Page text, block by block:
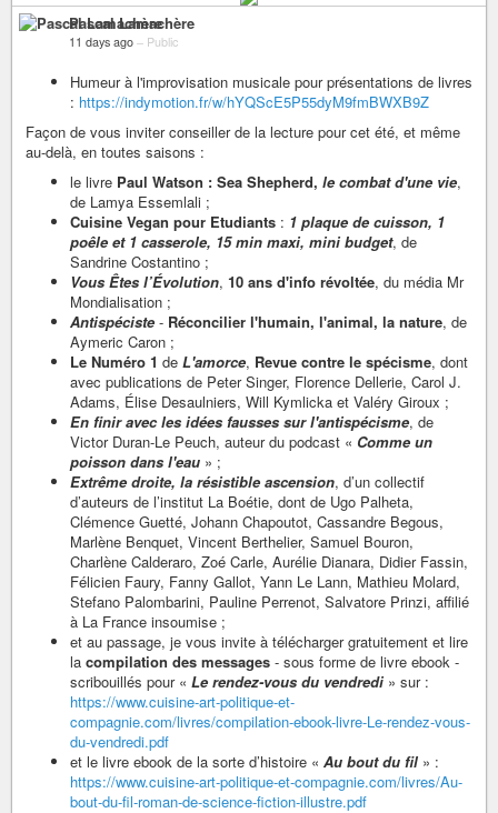
Pascal Lamachère
11 days ago – Public
Humeur à l'improvisation musicale pour présentations de livres
: https://indymotion.fr/w/hYQScE5P55dyM9fmBWXB9Z
Façon de vous inviter conseiller de la lecture pour cet été, et même
au-delà, en toutes saisons :
le livre Paul Watson : Sea Shepherd, le combat d'une vie,
de Lamya Essemlali ;
Cuisine Vegan pour Etudiants : 1 plaque de cuisson, 1
poêle et 1 casserole, 15 min maxi, mini budget, de
Sandrine Costantino ;
Vous Êtes l’Évolution, 10 ans d'info révoltée, du média Mr
Mondialisation ;
Antispéciste - Réconcilier l'humain, l'animal, la nature, de
Aymeric Caron ;
Le Numéro 1 de L'amorce, Revue contre le spécisme, dont
avec publications de Peter Singer, Florence Dellerie, Carol J.
Adams, Élise Desaulniers, Will Kymlicka et Valéry Giroux ;
En finir avec les idées fausses sur l'antispécisme, de
Victor Duran-Le Peuch, auteur du podcast « Comme un
poisson dans l'eau » ;
Extrême droite, la résistible ascension, d’un collectif
d’auteurs de l’institut La Boétie, dont de Ugo Palheta,
Clémence Guetté, Johann Chapoutot, Cassandre Begous,
Marlène Benquet, Vincent Berthelier, Samuel Bouron,
Charlène Calderaro, Zoé Carle, Aurélie Dianara, Didier Fassin,
Félicien Faury, Fanny Gallot, Yann Le Lann, Mathieu Molard,
Stefano Palombarini, Pauline Perrenot, Salvatore Prinzi, affilié
à La France insoumise ;
et au passage, je vous invite à télécharger gratuitement et lire
la compilation des messages - sous forme de livre ebook -
scribouillés pour « Le rendez-vous du vendredi » sur :
https://www.cuisine-art-politique-et-
compagnie.com/livres/compilation-ebook-livre-Le-rendez-vous-
du-vendredi.pdf
et le livre ebook de la sorte d’histoire « Au bout du fil » :
https://www.cuisine-art-politique-et-compagnie.com/livres/Au-
bout-du-fil-roman-de-science-fiction-illustre.pdf